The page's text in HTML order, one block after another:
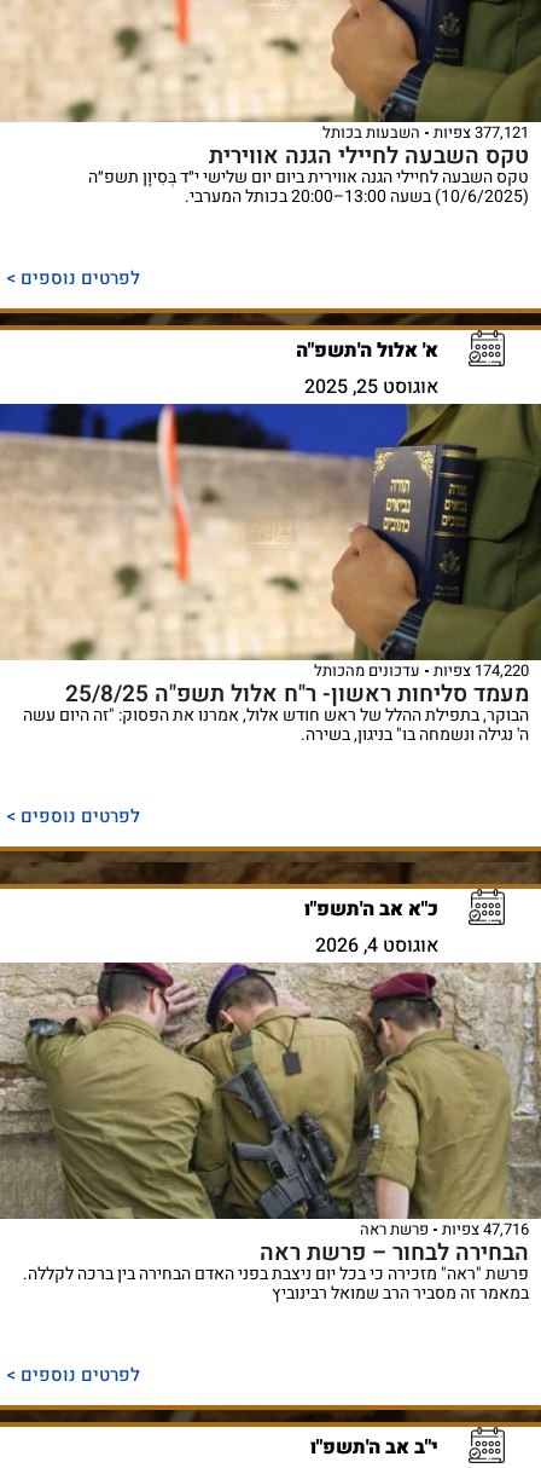
377,121 צפיות השבעות בכותל
טקס השבעה לחיילי הגנה אווירית
טקס השבעה לחיילי הגנה אווירית ביום יום שלישי י״ד בְּסִיוָן תשפ״ה
(10/6/2025) בשעה 13:00–20:00 בכותל המערבי.
לפרטים נוספים >
א' אלול ה'תשפ"ה
אוגוסט 25, 2025
174,220 צפיות עדכונים מהכותל
מעמד סליחות ראשון- ר"ח אלול תשפ"ה 25/8/25
הבוקר, בתפילת ההלל של ראש חודש אלול, אמרנו את הפסוק: "זה היום עשה
ה' נגילה ונשמחה בו" בניגון, בשירה.
לפרטים נוספים >
כ"א אב ה'תשפ"ו
אוגוסט 4, 2026
47,716 צפיות פרשת ראה
הבחירה לבחור – פרשת ראה
פרשת "ראה" מזכירה כי בכל יום ניצבת בפני האדם הבחירה בין ברכה לקללה.
במאמר זה מסביר הרב שמואל רבינוביץ
לפרטים נוספים >
י"ב אב ה'תשפ"ו